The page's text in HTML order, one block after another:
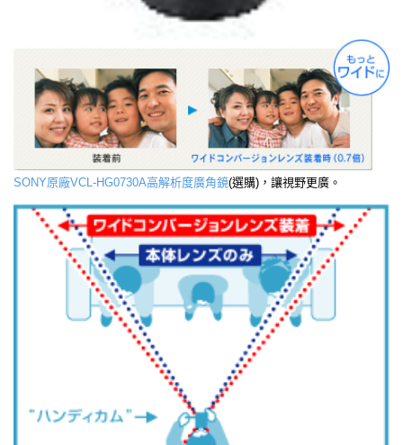
SONY原廠VCL-HG0730A高解析度廣角鏡(選購)，讓視野更廣。